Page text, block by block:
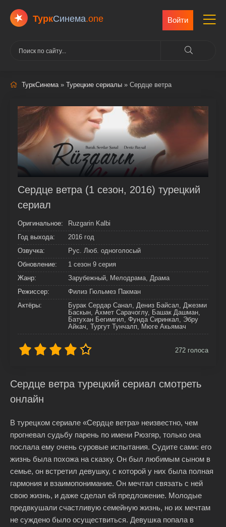
ТуркCинема.one Войти
ТуркСинема» Турецкие сериалы » Сердце ветра
Сердце ветра (1 сезон, 2016) турецкий
сериал
Оригинальное:
Ruzgarin Kalbi
Год выхода:
2016 год
Озвучка:
Рус. Люб. одноголосый
Обновление:
1 сезон 9 серия
Жанр:
Зарубежный, Мелодрама, Драма
Режиссер:
Филиз Гюльмез Пакман
Актёры:
Бурак Сердар Санал, Дениз Байсал, Джезми
Баскын, Ахмет Сарачоглу, Башак Дашман,
Батухан Бегимгил, Фунда Сиринкал, Эбру
Айкач, Тургут Тунчалп, Мюге Акьямач
272 голоса
Сердце ветра турецкий сериал смотреть
онлайн
В турецком сериале «Сердце ветра» неизвестно, чем
прогневал судьбу парень по имени Рюзгяр, только она
послала ему очень суровые испытания. Судите сами: его
жизнь была похожа на сказку. Он был любимым сыном в
семье, он встретил девушку, с которой у них была полная
гармония и взаимопонимание. Он мечтал связать с ней
свою жизнь, и даже сделал ей предложение. Молодые
предвкушали счастливую семейную жизнь, но их мечтам
не суждено было осуществиться. Девушка попала в